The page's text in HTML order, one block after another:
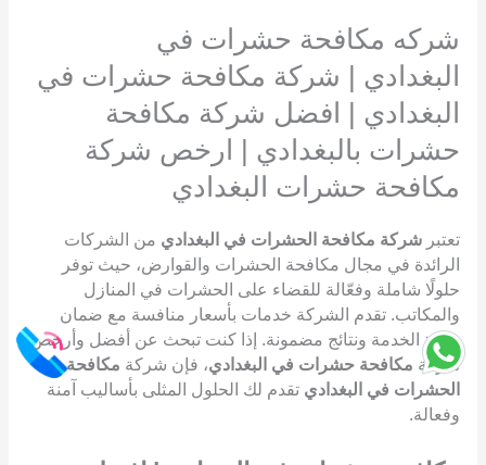
شركه مكافحة حشرات في
البغدادي | شركة مكافحة حشرات في
البغدادي | افضل شركة مكافحة
حشرات بالبغدادي | ارخص شركة
مكافحة حشرات البغدادي
تعتبر شركة مكافحة الحشرات في البغدادي من الشركات
الرائدة في مجال مكافحة الحشرات والقوارض، حيث توفر
حلولًا شاملة وفعّالة للقضاء على الحشرات في المنازل
والمكاتب. تقدم الشركة خدمات بأسعار منافسة مع ضمان
جودة الخدمة ونتائج مضمونة. إذا كنت تبحث عن أفضل وأرخص
شركة مكافحة حشرات في البغدادي، فإن شركة مكافحة
الحشرات في البغدادي تقدم لك الحلول المثلى بأساليب آمنة
وفعالة.